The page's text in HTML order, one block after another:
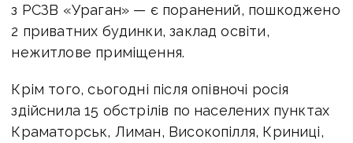
з РСЗВ «Ураган» — є поранений, пошкоджено
2 приватних будинки, заклад освіти,
нежитлове приміщення.
Крім того, сьогодні після опівночі росія
здійснила 15 обстрілів по населених пунктах
Краматорськ, Лиман, Високопілля, Криниці,